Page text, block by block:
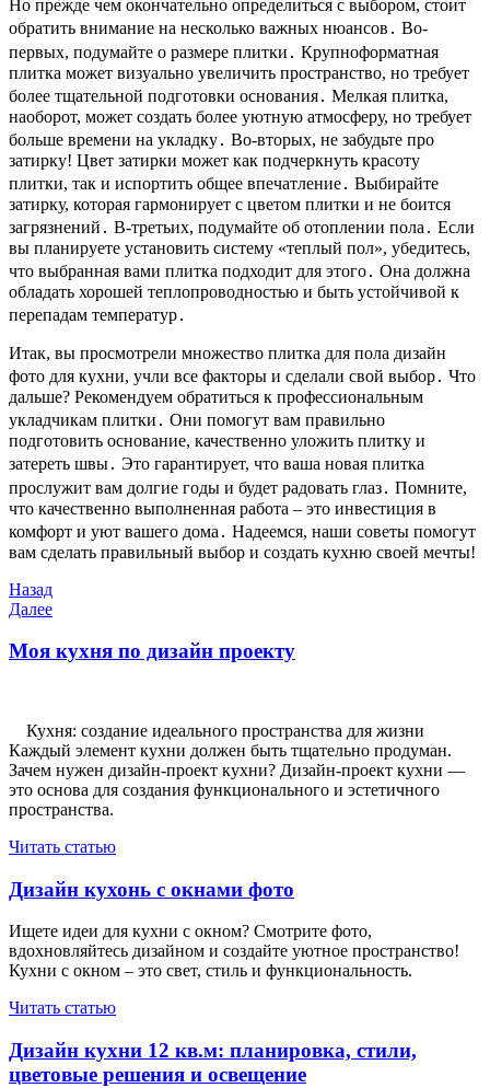
Но прежде чем окончательно определиться с выбором, стоит
обратить внимание на несколько важных нюансов․ Во-
первых, подумайте о размере плитки․ Крупноформатная
плитка может визуально увеличить пространство, но требует
более тщательной подготовки основания․ Мелкая плитка,
наоборот, может создать более уютную атмосферу, но требует
больше времени на укладку․ Во-вторых, не забудьте про
затирку! Цвет затирки может как подчеркнуть красоту
плитки, так и испортить общее впечатление․ Выбирайте
затирку, которая гармонирует с цветом плитки и не боится
загрязнений․ В-третьих, подумайте об отоплении пола․ Если
вы планируете установить систему «теплый пол», убедитесь,
что выбранная вами плитка подходит для этого․ Она должна
обладать хорошей теплопроводностью и быть устойчивой к
перепадам температур․
Итак, вы просмотрели множество плитка для пола дизайн
фото для кухни, учли все факторы и сделали свой выбор․ Что
дальше? Рекомендуем обратиться к профессиональным
укладчикам плитки․ Они помогут вам правильно
подготовить основание, качественно уложить плитку и
затереть швы․ Это гарантирует, что ваша новая плитка
прослужит вам долгие годы и будет радовать глаз․ Помните,
что качественно выполненная работа – это инвестиция в
комфорт и уют вашего дома․ Надеемся, наши советы помогут
вам сделать правильный выбор и создать кухню своей мечты!
Навигация
по
записям
Предыдущая
запись
Назад
Следующая
Далее
Моя кухня по дизайн проекту
Кухня: создание идеального пространства для жизни
Каждый элемент кухни должен быть тщательно продуман.
Зачем нужен дизайн-проект кухни? Дизайн-проект кухни —
это основа для создания функционального и эстетичного
пространства.
Читать статью
Дизайн кухонь с окнами фото
Ищете идеи для кухни с окном? Смотрите фото,
вдохновляйтесь дизайном и создайте уютное пространство!
Кухни с окном – это свет, стиль и функциональность.
Читать статью
Дизайн кухни 12 кв.м: планировка, стили,
цветовые решения и освещение